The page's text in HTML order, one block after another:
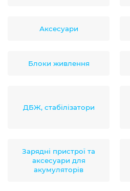
Аксесуари
Блоки живлення
ДБЖ, стабілізатори
Зарядні пристрої та
аксесуари для
акумуляторів